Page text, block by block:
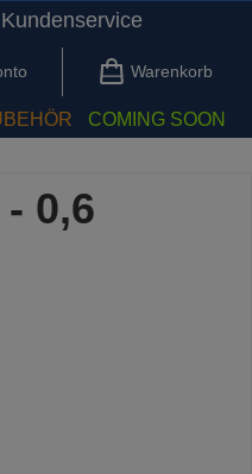
auf dem MerkzettelWarenkorb
COMING SOON
0,6